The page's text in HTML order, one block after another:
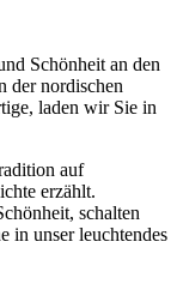
Varianten
auf.
Die
auf
der
Produktseite
gewählt
Schönheit an den
der nordischen
laden wir Sie in
auf
erzählt.
schalten
in unser leuchtendes